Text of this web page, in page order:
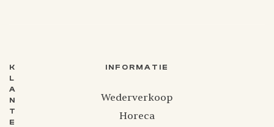
K
L
A
N
T
E
INFORMATIE
Wederverkoop
Horeca